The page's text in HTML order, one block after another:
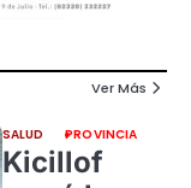
Ver Más
SALUD PROVINCIA
Kicillof